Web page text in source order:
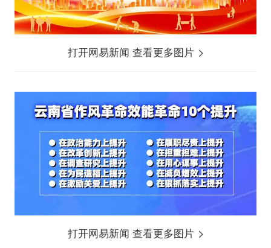
打开网易新闻 查看更多图片
打开网易新闻 查看更多图片